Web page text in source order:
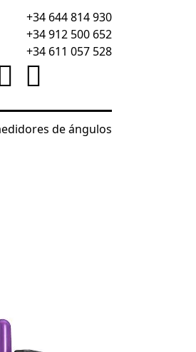
+34 644 814 930
+34 912 500 652
+34 611 057 528
de ángulos
de cables polivalente